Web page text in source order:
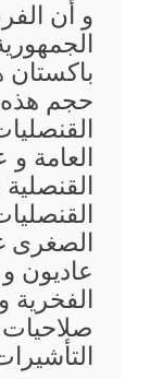
و أن
حجم هذه
العامة
الصغرى
عاديون
الفخرية